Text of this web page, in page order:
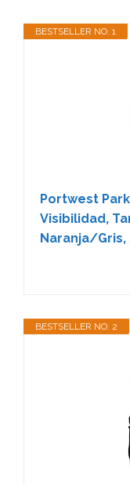
BESTSELLER NO. 1
Portwest
Visibilidad,
Naranja/Gris,
BESTSELLER NO. 2